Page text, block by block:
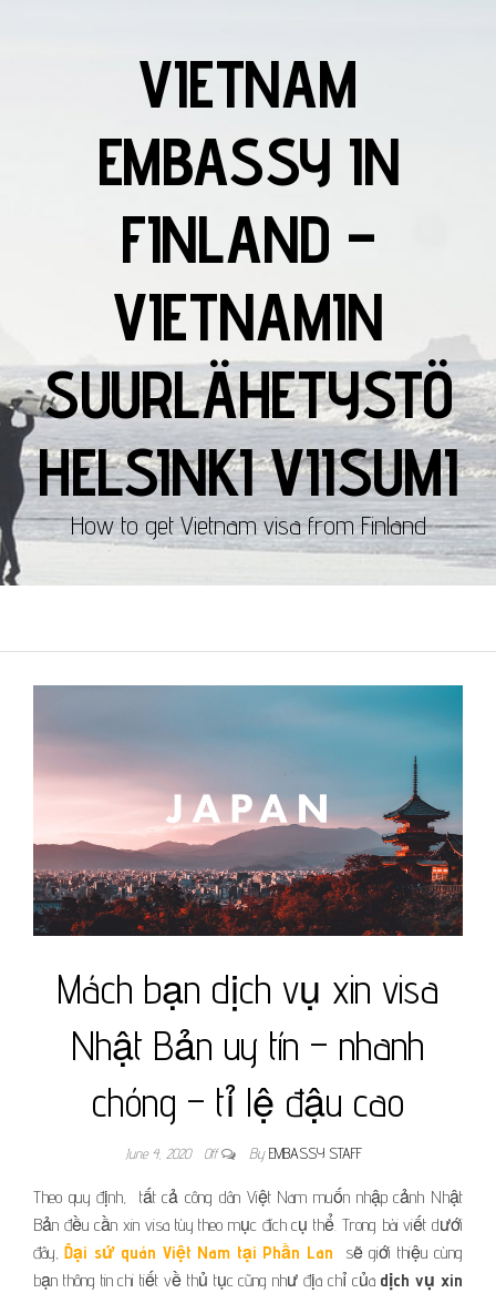
VIETNAM
EMBASSY IN
FINLAND –
VIETNAMIN
SUURLÄHETYSTÖ
HELSINKI VIISUMI
How to get Vietnam visa from Finland
Mách bạn dịch vụ xin visa
Nhật Bản uy tín – nhanh
chóng – tỉ lệ đậu cao
June 4, 2020 Off By EMBASSY STAFF
Theo quy định, tất cả công dân Việt Nam muốn nhập cảnh Nhật
Bản đều cần xin visa tùy theo mục đích cụ thể. Trong bài viết dưới
đây,Đại sứ quán Việt Nam tại Phần Lan sẽ giới thiệu cùng
bạn thông tin chi tiết về thủ tục cũng như địa chỉ của dịch vụ xin